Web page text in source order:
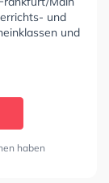
und
und
haben